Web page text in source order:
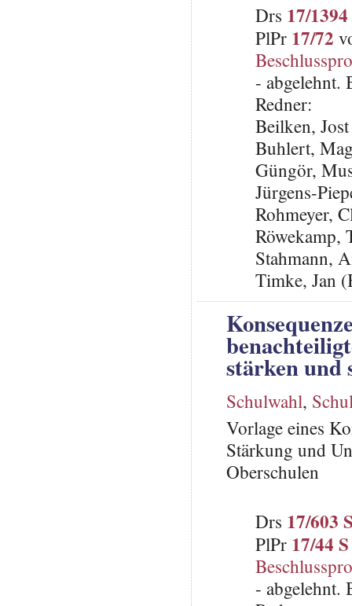
Drs 17/1394
PlPr 17/72
- abgelehnt.
Redner:
Beilken,
Buhlert,
Güngör,
Jürgens-
Rohmeyer,
Röwekamp,
Stahmann,
Timke, Jan
stärken
Schulwahl,
Vorlage eines
Stärkung und
Oberschulen
Drs 17/603
PlPr 17/44 S
- abgelehnt.